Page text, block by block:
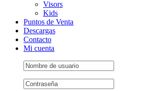
Visors
Kids
Puntos de Venta
Descargas
Contacto
Mi cuenta